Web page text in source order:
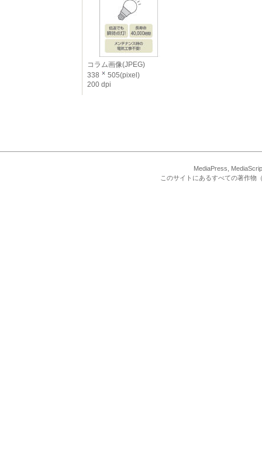
コラム画像(JPEG)
338
505(pixel)
200 dpi
MediaPress,
このサイトにあるすべての著作物